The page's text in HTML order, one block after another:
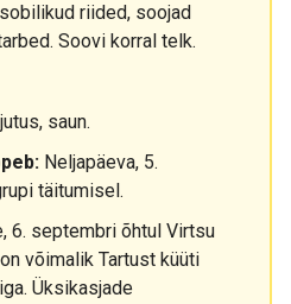
riided, soojad
Soovi korral telk.
saun.
Neljapäeva, 5.
täitumisel.
6. septembri õhtul Virtsu
võimalik Tartust küüti
Üksikasjade